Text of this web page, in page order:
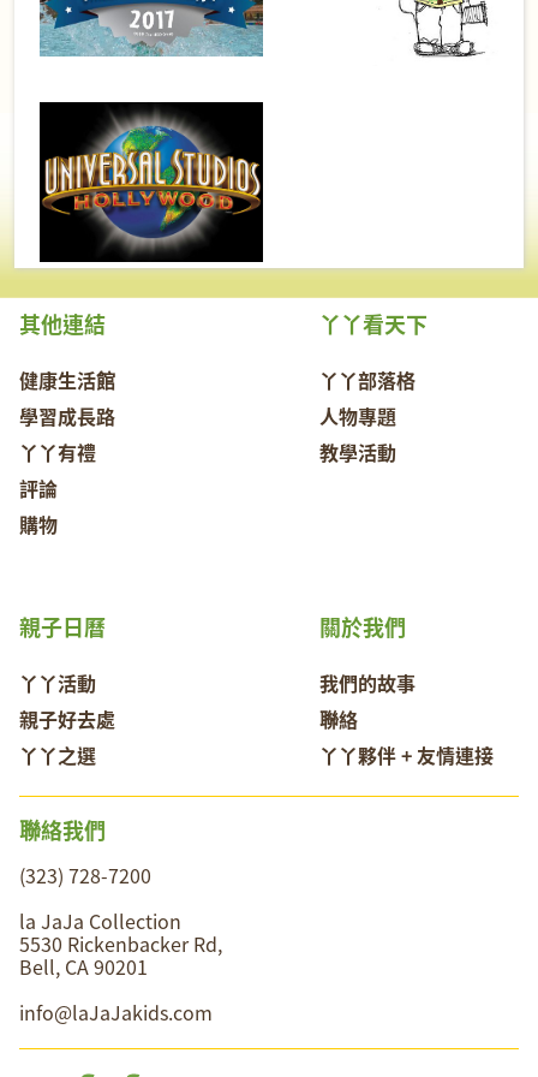
其他連結
健康生活館
學習成長路
丫丫有禮
評論
購物
丫丫看天下
丫丫部落格
人物專題
教學活動
關於我們
我們的故事
聯絡
丫丫夥伴 + 友情連接
親子日曆
丫丫活動
親子好去處
丫丫之選
聯絡我們
(323) 728-7200
la JaJa Collection
5530 Rickenbacker Rd,
Bell, CA 90201
info@laJaJakids.com